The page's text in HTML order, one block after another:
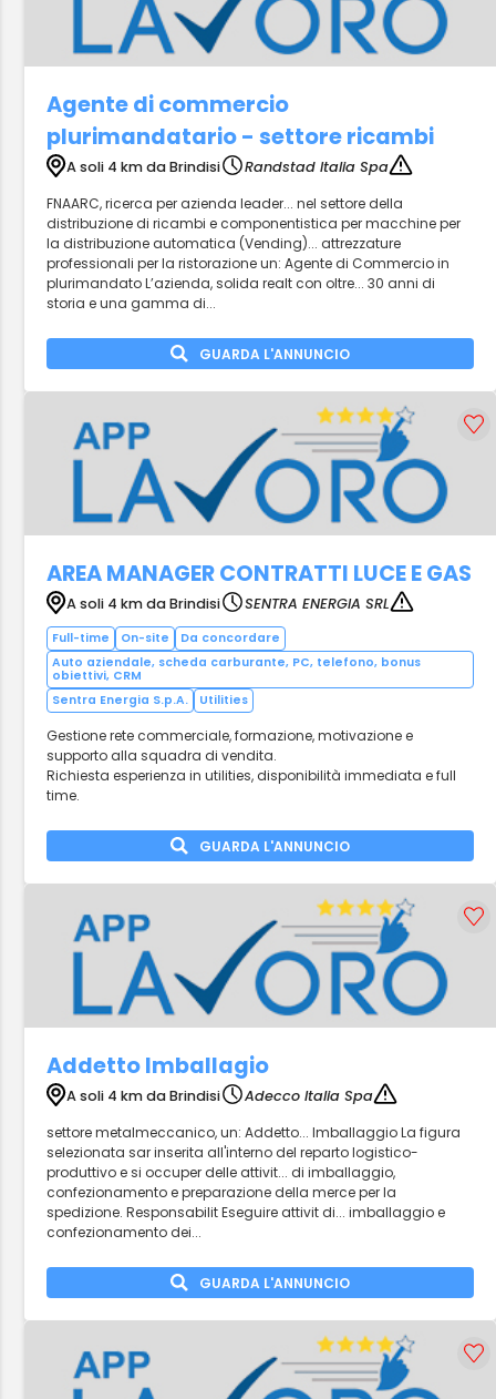
Agente di commercio
plurimandatario - settore ricambi
A soli 4 km da Brindisi
Randstad Italia Spa
FNAARC, ricerca per azienda leader... nel settore della
distribuzione di ricambi e componentistica per macchine per
la distribuzione automatica (Vending)... attrezzature
professionali per la ristorazione un: Agente di Commercio in
plurimandato L’azienda, solida realt con oltre... 30 anni di
storia e una gamma di...
GUARDA L'ANNUNCIO
AREA MANAGER CONTRATTI LUCE E GAS
A soli 4 km da Brindisi SENTRA ENERGIA SRL
Full-time On-site
Da concordare
Auto aziendale, scheda carburante, PC, telefono, bonus
obiettivi, CRM
Sentra Energia S.p.A.
Utilities
Gestione rete commerciale, formazione, motivazione e
supporto alla squadra di vendita.
Richiesta esperienza in utilities, disponibilità immediata e full
time.
GUARDA L'ANNUNCIO
Addetto Imballagio
A soli 4 km da Brindisi
Adecco Italia Spa
settore metalmeccanico, un: Addetto... Imballaggio La figura
selezionata sar inserita all'interno del reparto logistico-
produttivo e si occuper delle attivit... di imballaggio,
confezionamento e preparazione della merce per la
spedizione. Responsabilit Eseguire attivit di... imballaggio e
confezionamento dei...
GUARDA L'ANNUNCIO